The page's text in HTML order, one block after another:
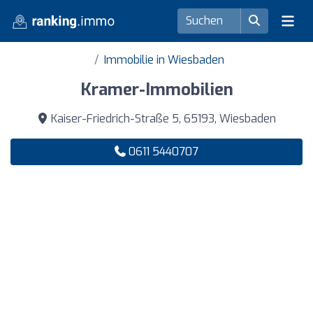
Immobilie in Wiesbaden
Kramer-Immobilien
Kaiser-Friedrich-Straße 5, 65193, Wiesbaden
0611 5440707